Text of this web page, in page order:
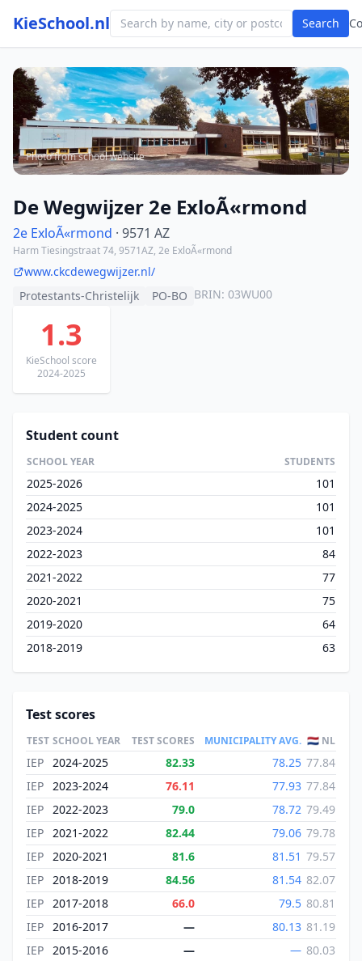
KieSchool.nl Search
Photo from school website
De Wegwijzer 2e ExloÃ«rmond
2e ExloÃ«rmond · 9571 AZ
Harm Tiesingstraat 74, 9571AZ, 2e ExloÃ«rmond
www.ckcdewegwijzer.nl/
Protestants-Christelijk
PO-BO BRIN: 03WU00
1.3
KieSchool score
2024-2025
Student count
SCHOOL YEAR STUDENTS
2025-2026
101
2024-2025
101
2023-2024
101
2022-2023
84
2021-2022
77
2020-2021
75
2019-2020
64
2018-2019
63
Test scores
TEST SCHOOL YEAR TEST SCORES MUNICIPALITY AVG. 🇳🇱 NL
IEP 2024-2025 82.33 78.25 77.84
IEP 2023-2024 76.11 77.93 77.84
IEP 2022-2023 79.0 78.72 79.49
IEP 2021-2022 82.44 79.06 79.78
IEP 2020-2021 81.6 81.51 79.57
IEP 2018-2019 84.56 81.54 82.07
IEP 2017-2018 66.0 79.5 80.81
IEP 2016-2017 — 80.13 81.19
IEP 2015-2016 — — 80.03